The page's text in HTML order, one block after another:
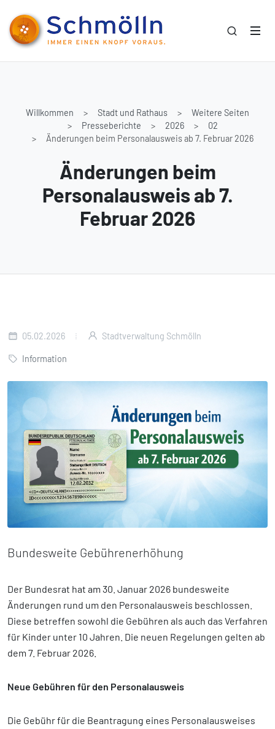
Willkommen Stadt und Rathaus
Weitere Seiten
Presseberichte
2026
02
Änderungen beim Personalausweis ab 7. Februar 2026
Änderungen beim
Personalausweis ab 7.
Februar 2026
05.02.2026 Stadtverwaltung Schmölln
Information
Bundesweite Gebührenerhöhung
Der Bundesrat hat am 30. Januar 2026 bundesweite
Änderungen rund um den Personalausweis beschlossen.
Diese betreffen sowohl die Gebühren als auch das Verfahren
für Kinder unter 10 Jahren. Die neuen Regelungen gelten ab
dem 7. Februar 2026.
Neue Gebühren für den Personalausweis
Die Gebühr für die Beantragung eines Personalausweises